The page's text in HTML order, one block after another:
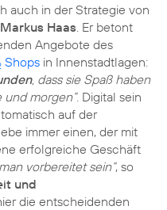
auch in der Strategie von
Markus Haas . Er betont
Angebote des
Shops in Innenstadtlagen:
, dass sie Spaß haben
morgen“. Digital sein
auf der
immer einen, der mit
erfolgreiche Geschäft
vorbereitet sein“, so
und
die entscheidenden